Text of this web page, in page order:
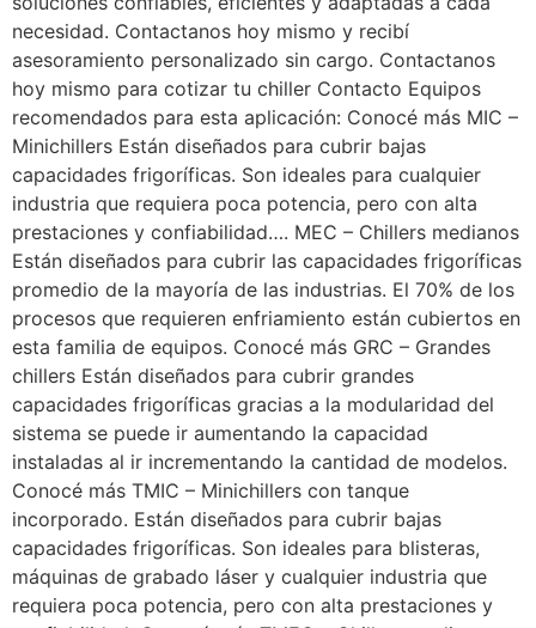
necesidad. Contactanos hoy mismo y recibí
asesoramiento personalizado sin cargo. Contactanos
hoy mismo para cotizar tu chiller Contacto Equipos
recomendados para esta aplicación: Conocé más MIC –
Minichillers Están diseñados para cubrir bajas
capacidades frigoríficas. Son ideales para cualquier
industria que requiera poca potencia, pero con alta
prestaciones y confiabilidad…. MEC – Chillers medianos
Están diseñados para cubrir las capacidades frigoríficas
promedio de la mayoría de las industrias. El 70% de los
procesos que requieren enfriamiento están cubiertos en
esta familia de equipos. Conocé más GRC – Grandes
chillers Están diseñados para cubrir grandes
capacidades frigoríficas gracias a la modularidad del
sistema se puede ir aumentando la capacidad
instaladas al ir incrementando la cantidad de modelos.
Conocé más TMIC – Minichillers con tanque
incorporado. Están diseñados para cubrir bajas
capacidades frigoríficas. Son ideales para blisteras,
máquinas de grabado láser y cualquier industria que
requiera poca potencia, pero con alta prestaciones y